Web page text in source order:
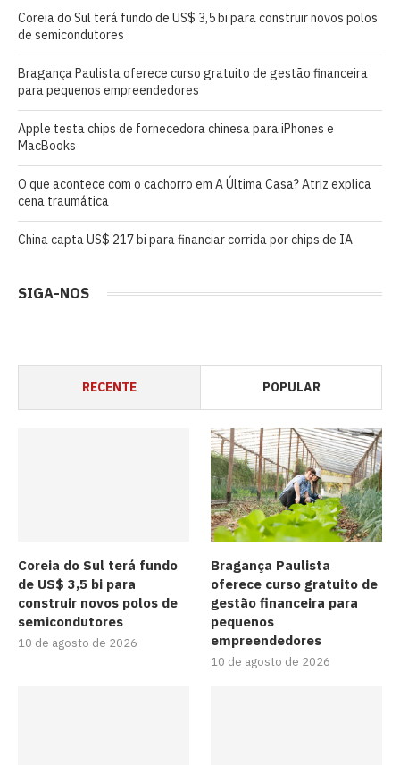
Coreia do Sul terá fundo de US$ 3,5 bi para construir novos polos
de semicondutores
Bragança Paulista oferece curso gratuito de gestão financeira
para pequenos empreendedores
Apple testa chips de fornecedora chinesa para iPhones e
MacBooks
O que acontece com o cachorro em A Última Casa? Atriz explica
cena traumática
China capta US$ 217 bi para financiar corrida por chips de IA
SIGA-NOS
RECENTE POPULAR
Coreia do Sul terá fundo
de US$ 3,5 bi para
construir novos polos de
semicondutores
10 de agosto de 2026
Bragança Paulista
oferece curso gratuito de
gestão financeira para
pequenos
empreendedores
10 de agosto de 2026